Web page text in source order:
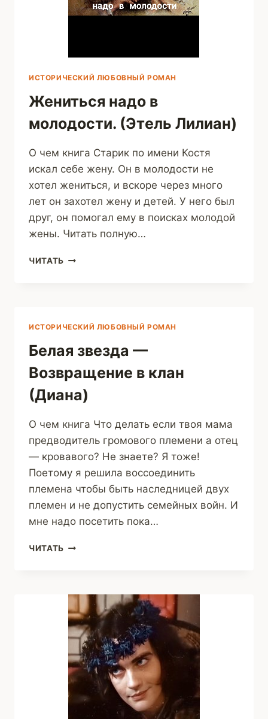
ИСТОРИЧЕСКИЙ ЛЮБОВНЫЙ РОМАН
Жениться надо в
молодости. (Этель Лилиан)
О чем книга Старик по имени Костя
искал себе жену. Он в молодости не
хотел жениться, и вскоре через много
лет он захотел жену и детей. У него был
друг, он помогал ему в поисках молодой
жены. Читать полную…
ЧИТАТЬ ЖЕНИТЬСЯ
ЛИЛИАН)
ИСТОРИЧЕСКИЙ ЛЮБОВНЫЙ РОМАН
Белая звезда —
Возвращение в клан
(Диана)
О чем книга Что делать если твоя мама
предводитель громового племени а отец
— кровавого? Не знаете? Я тоже!
Поетому я решила воссоединить
племена чтобы быть наследницей двух
племен и не допустить семейных войн. И
мне надо посетить пока…
ЧИТАТЬ БЕЛАЯ
В
КЛАН
(ДИАНА)